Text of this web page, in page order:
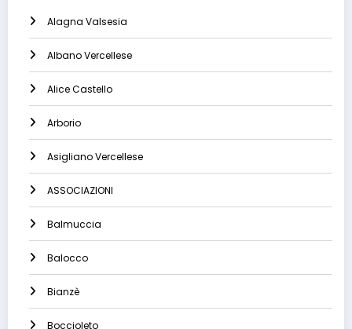
Alagna Valsesia
Albano Vercellese
Alice Castello
Arborio
Asigliano Vercellese
ASSOCIAZIONI
Balmuccia
Balocco
Bianzè
Boccioleto